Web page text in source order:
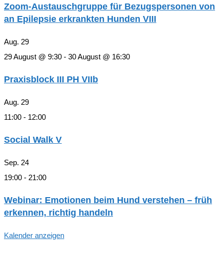
Zoom-Austauschgruppe für Bezugspersonen von
an Epilepsie erkrankten Hunden VIII
Aug. 29
29 August @ 9:30 - 30 August @ 16:30
Praxisblock III PH VIIb
Aug. 29
11:00 - 12:00
Social Walk V
Sep. 24
19:00 - 21:00
Webinar: Emotionen beim Hund verstehen – früh
erkennen, richtig handeln
Kalender anzeigen